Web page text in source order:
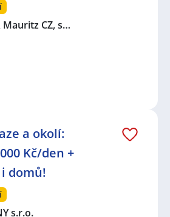
Mauritz CZ, s…
a okolí:
Kč/den +
domů!
s.r.o.